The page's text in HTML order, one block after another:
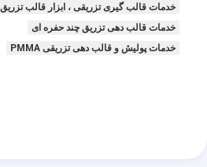
خدمات قالب گیری تزریقی ، ابزار قالب تزریق
خدمات قالب دهی تزریق چند حفره ای
خدمات پولیش و قالب دهی تزریقی PMMA